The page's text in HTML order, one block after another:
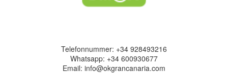
Telefonnummer: +34 928493216
Whatsapp: +34 600930677
Email: info@okgrancanaria.com